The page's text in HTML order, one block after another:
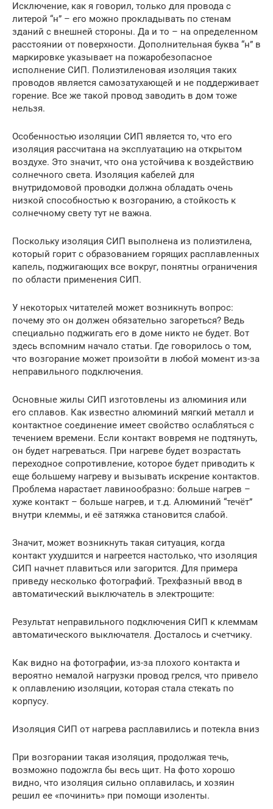
Исключение, как я говорил, только для провода с
литерой “н” – его можно прокладывать по стенам
зданий с внешней стороны. Да и то – на определенном
расстоянии от поверхности. Дополнительная буква “н” в
маркировке указывает на пожаробезопасное
исполнение СИП. Полиэтиленовая изоляция таких
проводов является самозатухающей и не поддерживает
горение. Все же такой провод заводить в дом тоже
нельзя.
Особенностью изоляции СИП является то, что его
изоляция рассчитана на эксплуатацию на открытом
воздухе. Это значит, что она устойчива к воздействию
солнечного света. Изоляция кабелей для
внутридомовой проводки должна обладать очень
низкой способностью к возгоранию, а стойкость к
солнечному свету тут не важна.
Поскольку изоляция СИП выполнена из полиэтилена,
который горит с образованием горящих расплавленных
капель, поджигающих все вокруг, понятны ограничения
по области применения СИП.
У некоторых читателей может возникнуть вопрос:
почему это он должен обязательно загореться? Ведь
специально поджигать его в доме никто не будет. Вот
здесь вспомним начало статьи. Где говорилось о том,
что возгорание может произойти в любой момент из-за
неправильного подключения.
Основные жилы СИП изготовлены из алюминия или
его сплавов. Как известно алюминий мягкий металл и
контактное соединение имеет свойство ослабляться с
течением времени. Если контакт вовремя не подтянуть,
он будет нагреваться. При нагреве будет возрастать
переходное сопротивление, которое будет приводить к
еще большему нагреву и вызывать искрение контактов.
Проблема нарастает лавинообразно: больше нагрев –
хуже контакт – больше нагрев, и т.д. Алюминий “течёт”
внутри клеммы, и её затяжка становится слабой.
Значит, может возникнуть такая ситуация, когда
контакт ухудшится и нагреется настолько, что изоляция
СИП начнет плавиться или загорится. Для примера
приведу несколько фотографий. Трехфазный ввод в
автоматический выключатель в электрощите:
Результат неправильного подключения СИП к клеммам
автоматического выключателя. Досталось и счетчику.
Как видно на фотографии, из-за плохого контакта и
вероятно немалой нагрузки провод грелся, что привело
к оплавлению изоляции, которая стала стекать по
корпусу.
Изоляция СИП от нагрева расплавились и потекла вниз
При возгорании такая изоляция, продолжая течь,
возможно подожгла бы весь щит. На фото хорошо
видно, что изоляция сильно оплавилась, и хозяин
решил ее «починить» при помощи изоленты.